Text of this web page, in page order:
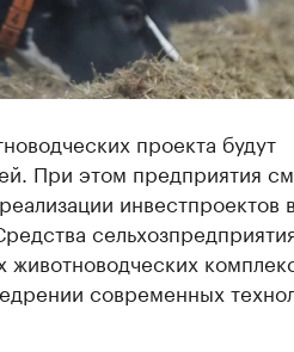
проекта будут
При этом предприятия
инвестпроектов
животноводческих
современных